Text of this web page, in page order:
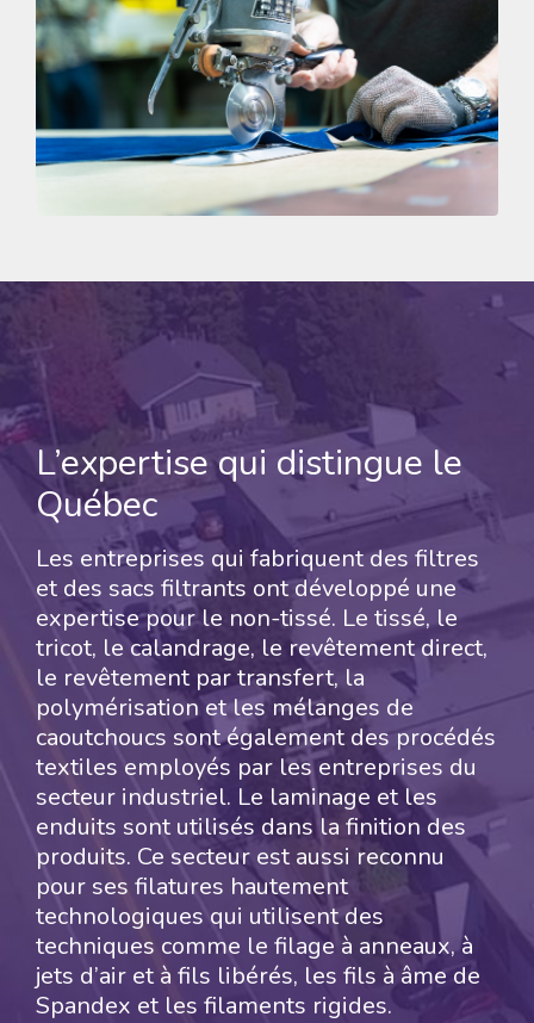
L’expertise qui distingue le
Québec
Les entreprises qui fabriquent des filtres
et des sacs filtrants ont développé une
expertise pour le non-tissé. Le tissé, le
tricot, le calandrage, le revêtement direct,
le revêtement par transfert, la
polymérisation et les mélanges de
caoutchoucs sont également des procédés
textiles employés par les entreprises du
secteur industriel. Le laminage et les
enduits sont utilisés dans la finition des
produits. Ce secteur est aussi reconnu
pour ses filatures hautement
technologiques qui utilisent des
techniques comme le filage à anneaux, à
jets d’air et à fils libérés, les fils à âme de
Spandex et les filaments rigides.